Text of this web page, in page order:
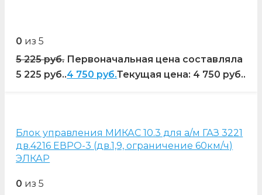
0 из 5
5 225руб. Первоначальная цена составляла
5 225 руб..4 750 руб.Текущая цена: 4 750 руб..
Блок управления МИКАС 10.3 для а/м ГАЗ 3221
дв.4216 ЕВРО-3 (дв.1,9, ограничение 60км/ч)
ЭЛКАР
0 из 5